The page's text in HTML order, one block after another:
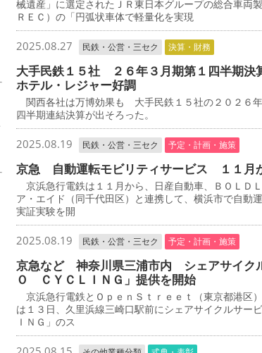
械遺産」に選定されたＪＲ東日本グループの総合車両
ＲＥＣ）の「円弧状車体で軽量化を実現
2025.08.27 民鉄・公営・三セク 決算・財務
大手民鉄１５社 ２６年３月期第１四半期決
ホテル・レジャー好調
関西各社は万博効果も 大手民鉄１５社の２０２６
四半期連結決算が出そろった。
2025.08.19 民鉄・公営・三セク 予定・計画・施策
京急 自動運転モビリティサービス １１月
京浜急行電鉄は１１月から、日産自動車、ＢＯＬＤ
ア・エイド（同千代田区）と連携して、横浜市で自動
実証実験を開
2025.08.19 民鉄・公営・三セク 予定・計画・施策
京急など 神奈川県三浦市内 シェアサイク
Ｏ ＣＹＣＬＩＮＧ」提供を開始
京浜急行電鉄とＯｐｅｎＳｔｒｅｅｔ（東京都港区
は１３日、久里浜線三崎口駅前にシェアサイクルサー
ＩＮＧ」のス